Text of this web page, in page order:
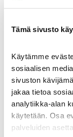
Tämä sivusto
Käytämme
sosiaalisen
sivuston
jakaa tietoa
analytiikka-alan
käytetään. Osa
palveluiden